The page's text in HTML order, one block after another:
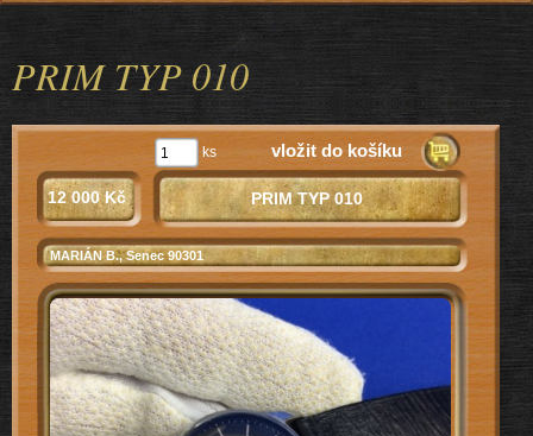
PRIM TYP 010
12 000 Kč PRIM TYP 010
MARIÁN B., Senec 90301
ks vložit do košíku